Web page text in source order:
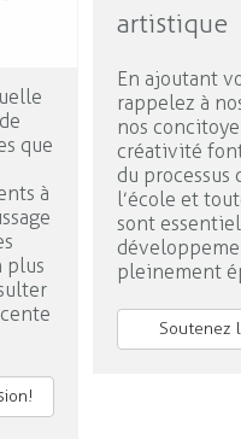
que
à
plus
artistique
En ajoutant
rappelez à
nos
créativité
du processus
l’école et
sont
pleinement
Soutenez